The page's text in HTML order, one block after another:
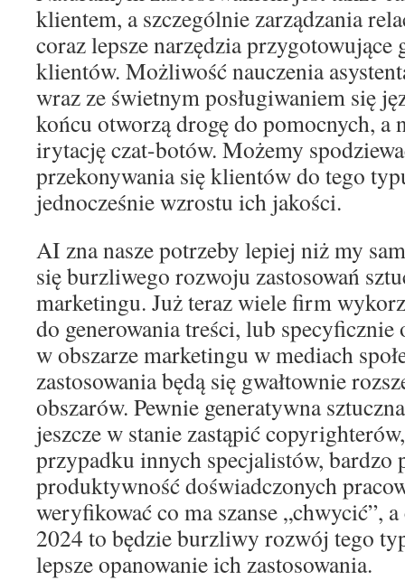
klientem, a szczególnie zarządzania
coraz lepsze narzędzia
klientów. Możliwość nauczenia
wraz ze świetnym posługiwaniem się
końcu otworzą drogę do pomocnych, a
irytację czat-botów. Możemy
przekonywania się klientów do tego
jednocześnie wzrostu ich jakości.
AI zna nasze potrzeby lepiej niż my
się burzliwego rozwoju zastosowań
marketingu. Już teraz wiele firm
do generowania treści, lub specyficznie
w obszarze marketingu w mediach
zastosowania będą się gwałtownie
obszarów. Pewnie generatywna
jeszcze w stanie zastąpić
przypadku innych specjalistów, bardzo
produktywność doświadczonych
weryfikować co ma szanse „chwycić”,
2024 to będzie burzliwy rozwój tego
lepsze opanowanie ich zastosowania.